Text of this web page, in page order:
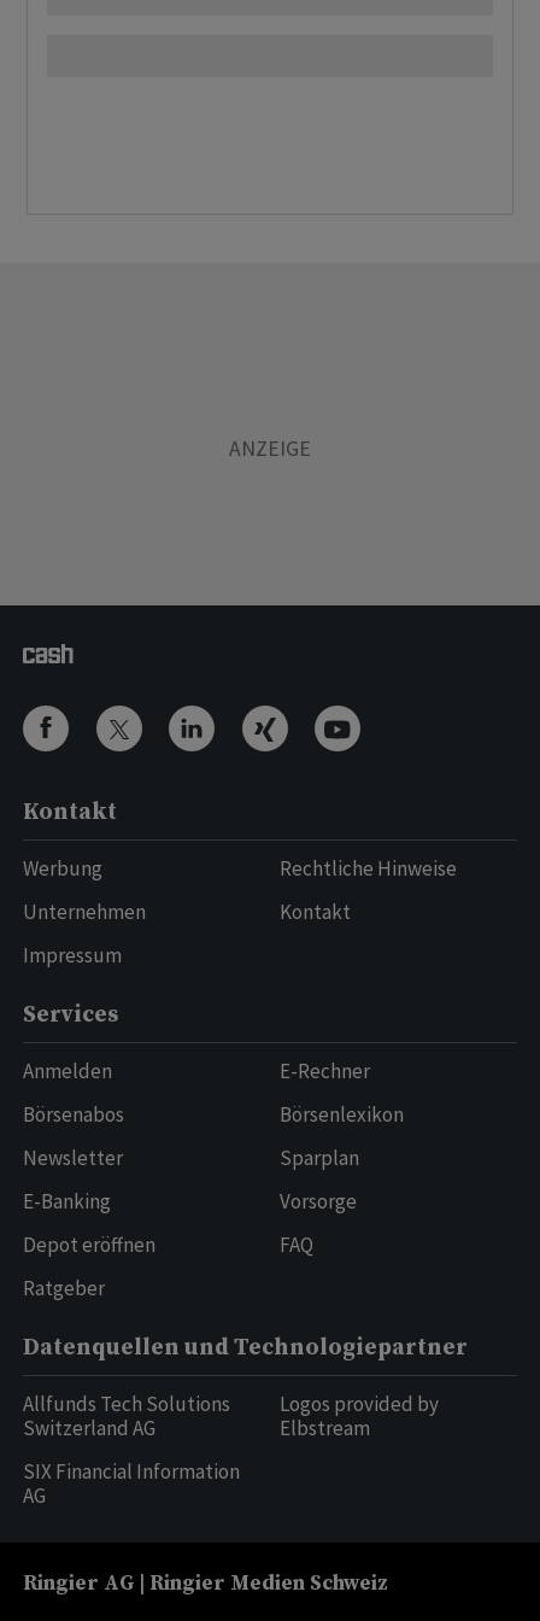
Kontakt
Werbung
Unternehmen
Impressum
Rechtliche Hinweise
Kontakt
Services
Anmelden
Börsenabos
Newsletter
E-Banking
Depot eröffnen
Ratgeber
E-Rechner
Börsenlexikon
Sparplan
Vorsorge
FAQ
Datenquellen und Technologiepartner
Allfunds Tech Solutions
Switzerland AG
SIX Financial Information
AG
Logos provided by
Elbstream
Ringier AG | Ringier Medien Schweiz